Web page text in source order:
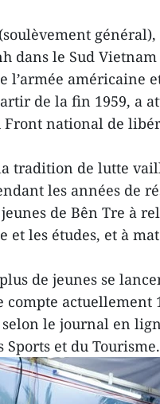
dans le Sud
l’armée américaine
de la fin 1959, a
Front national de
tradition de lutte
les années de
de Bên Tre à
et les études, et à
de jeunes se
compte actuellement
le journal en
Sports et du Tourisme.